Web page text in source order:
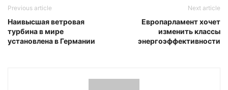
Previous article
Наивысшая ветровая
турбина в мире
установлена в Германии
Next article
Европарламент хочет
изменить классы
энергоэффективности